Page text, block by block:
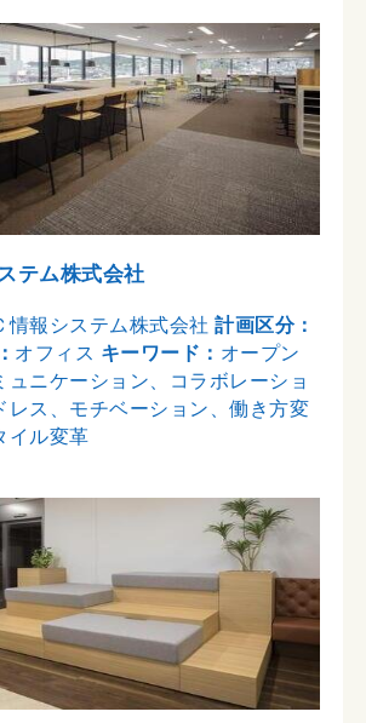
テム株式会社
情報システム株式会社計画区分：
オフィス キーワード： オープン
ュニケーション、コラボレーショ
レス、モチベーション、働き方変
イル変革